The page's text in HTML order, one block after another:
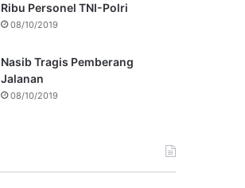
Ribu Personel TNI-Polri
08/10/2019
Nasib Tragis Pemberang
Jalanan
08/10/2019